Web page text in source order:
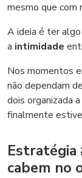
mesmo que com
A ideia é ter
a intimidade
Nos momentos
não dependam
dois organizada
finalmente
Estratégia
cabem no